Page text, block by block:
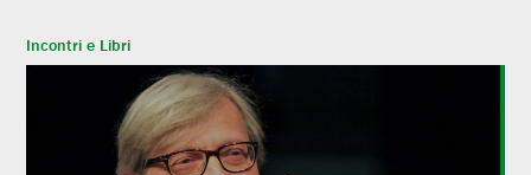
Incontri e Libri